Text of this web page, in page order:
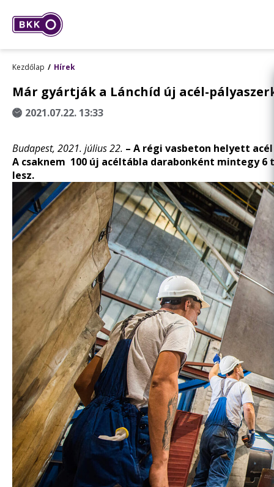
Kezdőlap Hírek
Már gyártják a Lánchíd új acél-
2021.07.22. 13:33
Budapest, 2021. július 22. – A régi vasbeton helyett
A csaknem 100 új acéltábla darabonként mintegy
lesz.